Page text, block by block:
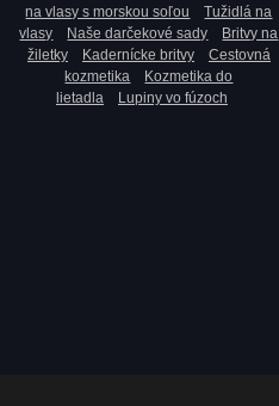
na vlasy s morskou soľou
Tužidlá na
vlasy
Naše darčekové sady
Britvy na
žiletky
Kadernícke britvy
Cestovná
kozmetika
Kozmetika do
lietadla
Lupiny vo fúzoch